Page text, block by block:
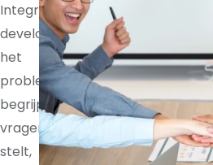
Integrations
developer
het
probleem
begrijpt,
vragen
stelt,